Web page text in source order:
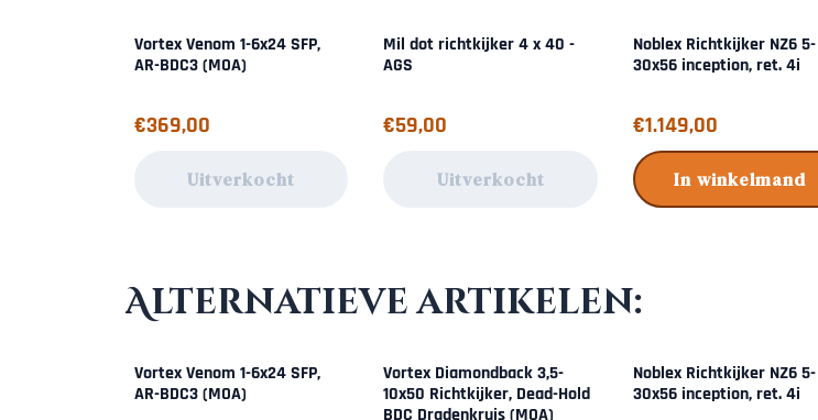
Vortex Venom 1-6x24 SFP,
AR-BDC3 (MOA)
Prijs: 369,00
€369,00
Uitverkocht
Mil dot richtkijker 4 x 40 -
AGS
Prijs: 59,00
€59,00
Uitverkocht
Noblex Richtkijker NZ6 5-
30x56 inception, ret. 4i
Prijs: 1 149,00
€1.149,00
In winkelmand
Alternatieve artikelen:
Vortex Venom 1-6x24 SFP,
AR-BDC3 (MOA)
Vortex Diamondback 3,5-
10x50 Richtkijker, Dead-Hold
BDC Dradenkruis (MOA)
Noblex Richtkijker NZ6 5-
30x56 inception, ret. 4i